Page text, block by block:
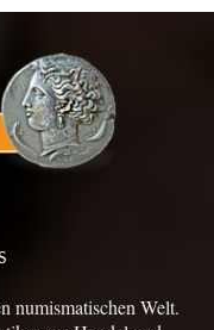
numismatischen Welt.